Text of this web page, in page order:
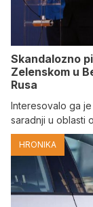
Skandalozno
Zelenskom u
Rusa
Interesovalo ga
saradnji u oblasti
HRONIKA